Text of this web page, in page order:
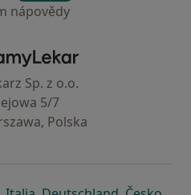
nápovědy
ZnamyLekar - Hlavní stránka
Sp. z o.o.
5/7
Polska